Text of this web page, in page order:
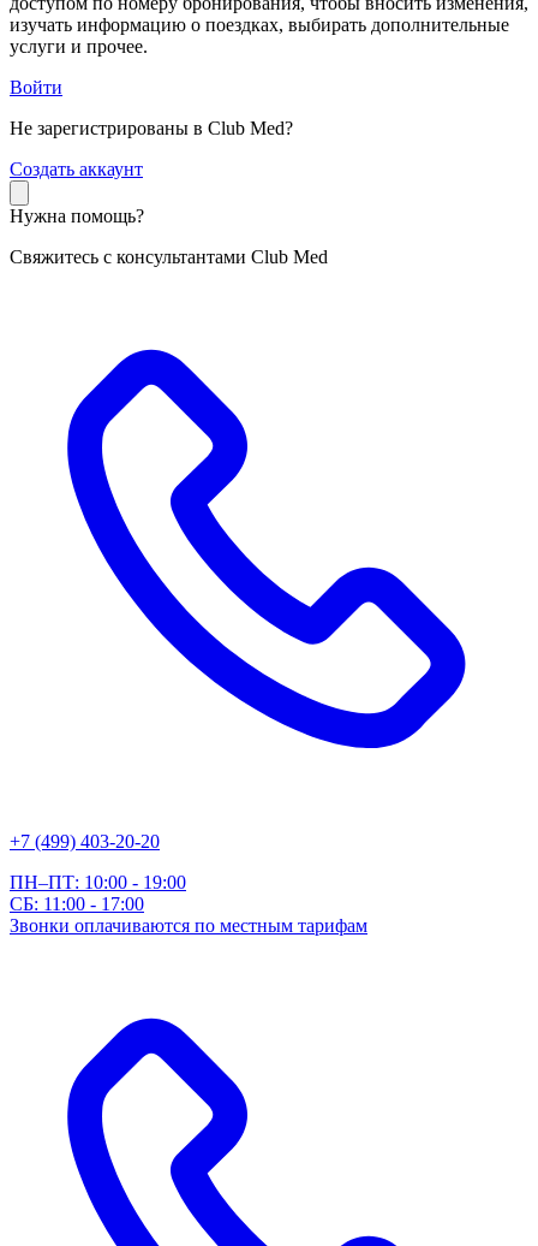
изучать информацию о поездках, выбирать дополнительные
услуги и прочее.
Войти
Не зарегистрированы в Club Med?
Создать аккаунт
Нужна помощь?
Свяжитесь с консультантами Club Med
+7 (499) 403-20-20
ПН–ПТ: 10:00 - 19:00
СБ: 11:00 - 17:00
Звонки оплачиваются по местным тарифам